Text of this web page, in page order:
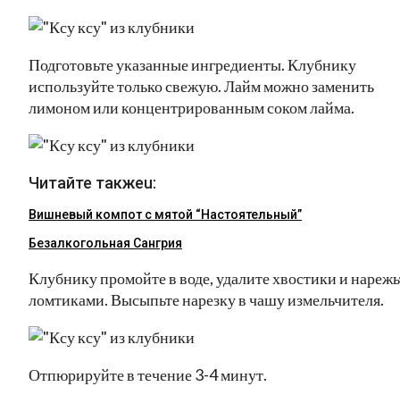
Подготовьте указанные ингредиенты. Клубнику
используйте только свежую. Лайм можно заменить
лимоном или концентрированным соком лайма.
Читайте такжеu:
Вишневый компот с мятой “Настоятельный”
Безалкогольная Сангрия
Клубнику промойте в воде, удалите хвостики и
ломтиками. Высыпьте нарезку в чашу измельчителя.
Отпюрируйте в течение 3-4 минут.